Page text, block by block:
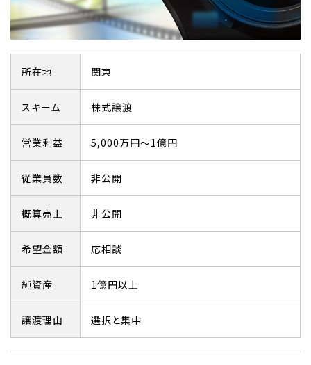
所在地 関東
スキーム 株式譲渡
営業利益 5,000万円～1億円
従業員数 非公開
概算売上 非公開
希望金額 応相談
純資産 1億円以上
譲渡理由 選択と集中